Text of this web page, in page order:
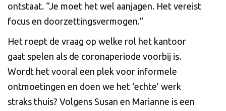
ontstaat. “Je moet het wel aanjagen. Het vereist
focus en doorzettingsvermogen.”
Het roept de vraag op welke rol het kantoor
gaat spelen als de coronaperiode voorbij is.
Wordt het vooral een plek voor informele
ontmoetingen en doen we het ‘echte’ werk
straks thuis? Volgens Susan en Marianne is een